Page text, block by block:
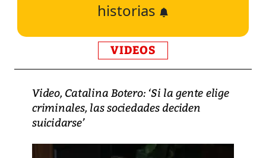
historias
VIDEOS
Video, Catalina Botero: ‘Si la gente elige
criminales, las sociedades deciden
suicidarse’